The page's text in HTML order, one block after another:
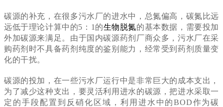
碳源的补充，在很多污水厂的进水中，总氮偏高，碳氮比远
远低于理论计算中的5：1的生物脱氮的基本数据，需要投加
外加碳源来满足。由于国内碳源药剂厂商众多，污水厂在采
购药剂时不具备药剂纯度的鉴别能力，经常受到药剂质量变
化的干扰。
碳源的投加，在一些污水厂运行中是非常巨大的成本支出，
为了减少这种支出，要灵活利用进水的碳源，把进水采取一
定的手段配置到反硝化区域，利用进水中的BOD作为碳